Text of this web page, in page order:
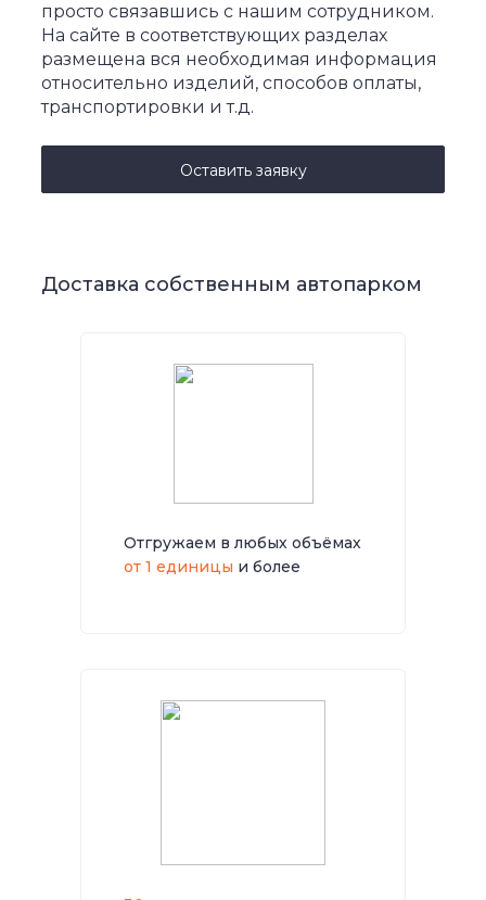
просто связавшись с нашим сотрудником.
На сайте в соответствующих разделах
размещена вся необходимая информация
относительно изделий, способов оплаты,
транспортировки и т.д.
Оставить заявку
Доставка собственным автопарком
Отгружаем в любых объёмах
от 1 единицы и более